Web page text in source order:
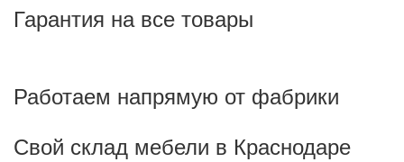
Гарантия на все товары
Работаем напрямую от фабрики
Свой склад мебели в Краснодаре